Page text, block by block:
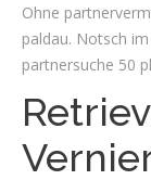
Ohne
paldau. Notsch
partnersuche 50